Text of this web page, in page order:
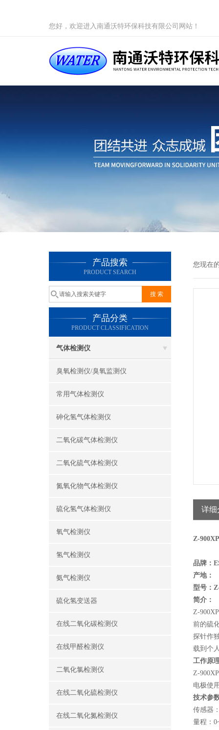
您好，欢迎进入南通沃特环保科技有限公司网站！
产品搜索
PRODUCT SEARCH
产品分类
PRODUCT CLASSIFICATION
气体检测仪
臭氧检测仪/臭氧监测仪
常用气体检测仪
砷化氢气体检测仪
二氧化碳气体检测仪
二氧化硫气体检测仪
氮氧化物气体检测仪
硫化氢气体检测仪
氧气检测仪
氢气检测仪
氨气检测仪
硫化氢变送器
在线二氧化碳检测仪
在线甲醛检测仪
二氧化氯检测仪
在线二氧化硫检测仪
在线二氧化氮检测仪
您现在
详细
Z-
品牌：
产地：
型号：
简介：
Z-
前的硫
探针作
载到个
工作原
Z-
电极使
技术参
传感器
量程：